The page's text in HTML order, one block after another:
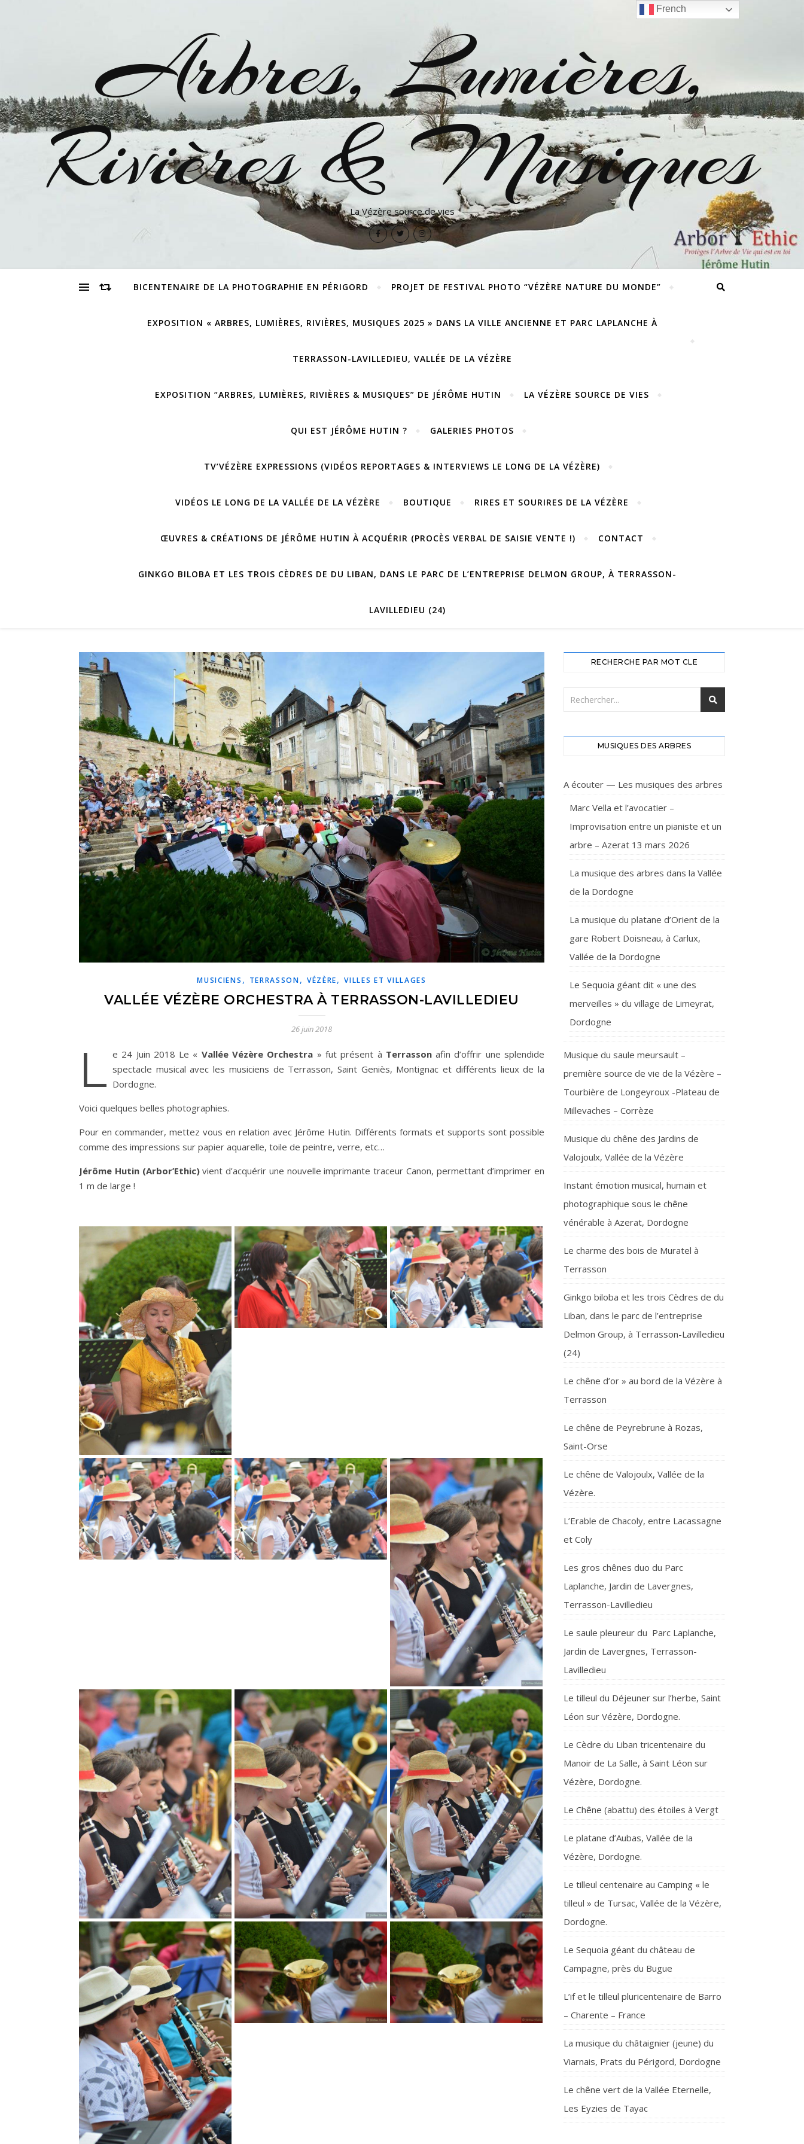
Arbres, Lumières,
Rivières & Musiques
La Vézère source de vies
BICENTENAIRE DE LA PHOTOGRAPHIE EN PÉRIGORD PROJET DE FESTIVAL PHOTO “VÉZÈRE NATURE DU MONDE”
EXPOSITION « ARBRES, LUMIÈRES, RIVIÈRES, MUSIQUES 2025 » DANS LA VILLE ANCIENNE ET PARC LAPLANCHE À
TERRASSON-LAVILLEDIEU, VALLÉE DE LA VÉZÈRE
EXPOSITION “ARBRES, LUMIÈRES, RIVIÈRES & MUSIQUES” DE JÉRÔME HUTIN LA VÉZÈRE SOURCE DE VIES
QUI EST JÉRÔME HUTIN ? GALERIES PHOTOS
TV’VÉZÈRE EXPRESSIONS (VIDÉOS REPORTAGES & INTERVIEWS LE LONG DE LA VÉZÈRE)
VIDÉOS LE LONG DE LA VALLÉE DE LA VÉZÈRE BOUTIQUE RIRES ET SOURIRES DE LA VÉZÈRE
ŒUVRES & CRÉATIONS DE JÉRÔME HUTIN À ACQUÉRIR (PROCÈS VERBAL DE SAISIE VENTE !) CONTACT
GINKGO BILOBA ET LES TROIS CÈDRES DE DU LIBAN, DANS LE PARC DE L’ENTREPRISE DELMON GROUP, À TERRASSON-
LAVILLEDIEU (24)
MUSICIENS , TERRASSON, VÉZÈRE,VILLES ET VILLAGES
VALLÉE VÉZÈRE ORCHESTRA À TERRASSON-LAVILLEDIEU
26 juin 2018
L e 24 Juin 2018 Le « Vallée Vézère Orchestra » fut présent à Terrassonafin d’offrir une splendide
spectacle musical avec les musiciens de Terrasson, Saint Geniès, Montignac et différents lieux de la
Dordogne.
Voici quelques belles photographies.
Pour en commander, mettez vous en relation avec Jérôme Hutin. Différents formats et supports sont possible
comme des impressions sur papier aquarelle, toile de peintre, verre, etc…
Jérôme Hutin (Arbor’Ethic)vient d’acquérir une nouvelle imprimante traceur Canon, permettant d’imprimer en
1 m de large !
RECHERCHE PAR MOT CLE
MUSIQUES DES ARBRES
A écouter — Les musiques des arbres
Marc Vella et l’avocatier –
Improvisation entre un pianiste et un
arbre – Azerat 13 mars 2026
La musique des arbres dans la Vallée
de la Dordogne
La musique du platane d’Orient de la
gare Robert Doisneau, à Carlux,
Vallée de la Dordogne
Le Sequoia géant dit « une des
merveilles » du village de Limeyrat,
Dordogne
Musique du saule meursault –
première source de vie de la Vézère –
Tourbière de Longeyroux -Plateau de
Millevaches – Corrèze
Musique du chêne des Jardins de
Valojoulx, Vallée de la Vézère
Instant émotion musical, humain et
photographique sous le chêne
vénérable à Azerat, Dordogne
Le charme des bois de Muratel à
Terrasson
Ginkgo biloba et les trois Cèdres de du
Liban, dans le parc de l’entreprise
Delmon Group, à Terrasson-Lavilledieu
(24)
Le chêne d’or » au bord de la Vézère à
Terrasson
Le chêne de Peyrebrune à Rozas,
Saint-Orse
Le chêne de Valojoulx, Vallée de la
Vézère.
L’Erable de Chacoly, entre Lacassagne
et Coly
Les gros chênes duo du Parc
Laplanche, Jardin de Lavergnes,
Terrasson-Lavilledieu
Le saule pleureur du Parc Laplanche,
Jardin de Lavergnes, Terrasson-
Lavilledieu
Le tilleul du Déjeuner sur l’herbe, Saint
Léon sur Vézère, Dordogne.
Le Cèdre du Liban tricentenaire du
Manoir de La Salle, à Saint Léon sur
Vézère, Dordogne.
Le Chêne (abattu) des étoiles à Vergt
Le platane d’Aubas, Vallée de la
Vézère, Dordogne.
Le tilleul centenaire au Camping « le
tilleul » de Tursac, Vallée de la Vézère,
Dordogne.
Le Sequoia géant du château de
Campagne, près du Bugue
L’if et le tilleul pluricentenaire de Barro
– Charente – France
La musique du châtaignier (jeune) du
Viarnais, Prats du Périgord, Dordogne
Le chêne vert de la Vallée Eternelle,
Les Eyzies de Tayac
French